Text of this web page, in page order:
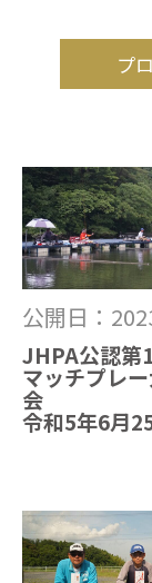
プ
公開日：
JHPA公認第
マッチプレ
令和5年6月